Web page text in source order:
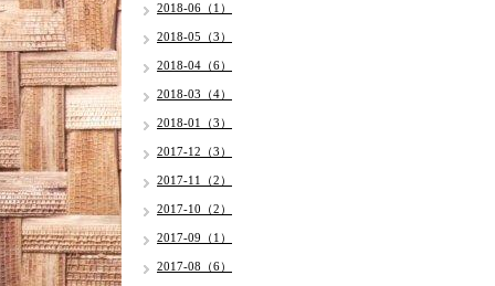
2018-06（1）
2018-05（3）
2018-04（6）
2018-03（4）
2018-01（3）
2017-12（3）
2017-11（2）
2017-10（2）
2017-09（1）
2017-08（6）